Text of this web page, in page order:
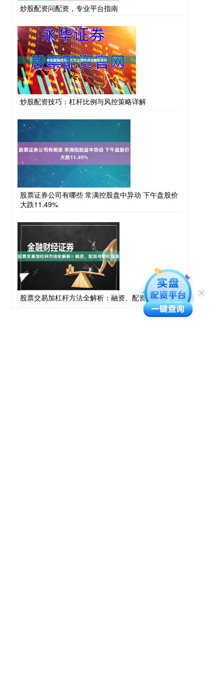
炒股配资问配资，专业平台指南
炒股配资技巧：杠杆比例与风控策略详解
股票证券公司有哪些 常满控股盘中异动 下午盘股价
大跌11.49%
股票交易加杠杆方法全解析：融资、配资与期权指南